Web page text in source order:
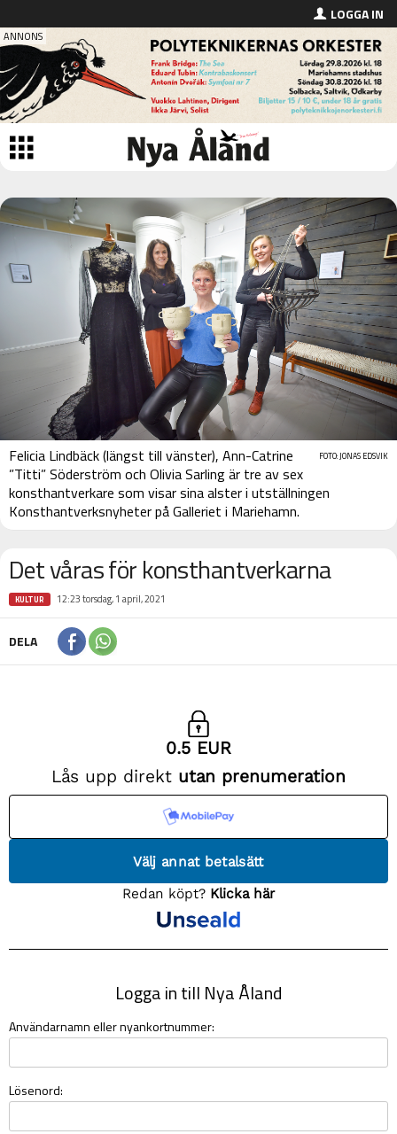
LOGGA IN
FOTO: JONAS EDSVIK
Felicia Lindbäck (längst till vänster), Ann-Catrine
”Titti” Söderström och Olivia Sarling är tre av sex
konsthantverkare som visar sina alster i utställningen
Konsthantverksnyheter på Galleriet i Mariehamn.
Det våras för konsthantverkarna
KULTUR 12:23 torsdag, 1 april, 2021
DELA